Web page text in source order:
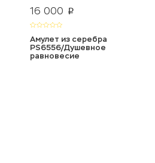
16 000 p
Амулет из серебра
PS6556/Душевное
равновесие